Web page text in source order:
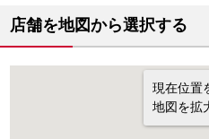
店舗を地図から選択する
現在位置
地図を拡